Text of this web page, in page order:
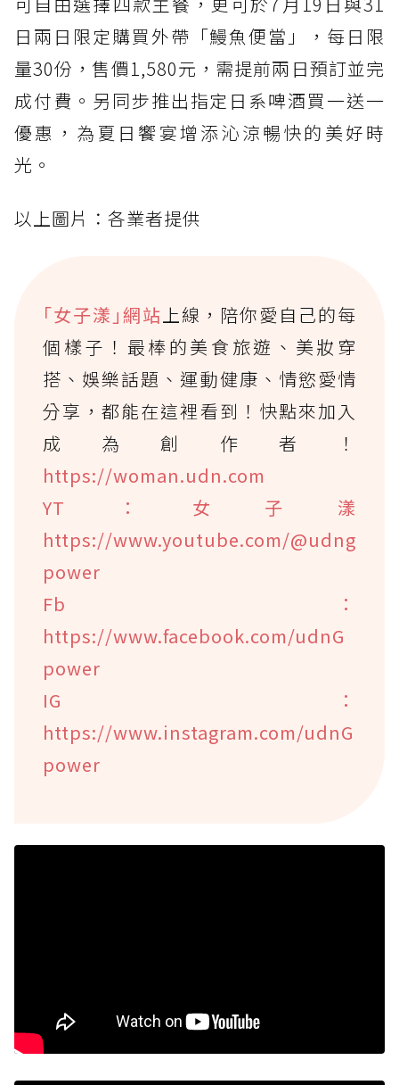
日兩日限定購買外帶「鰻魚便當」，每日限
量30份，售價1,580元，需提前兩日預訂並完
成付費。另同步推出指定日系啤酒買一送一
優惠，為夏日饗宴增添沁涼暢快的美好時
光。
以上圖片：各業者提供
｢女子漾｣網站上線，陪你愛自己的每
個樣子！最棒的美食旅遊、美妝穿
搭、娛樂話題、運動健康、情慾愛情
分享，都能在這裡看到！快點來加入
成為創作者！
https://woman.udn.com
YT：女子漾
https://www.youtube.com/@udng
power
Fb：
https://www.facebook.com/udnG
power
IG：
https://www.instagram.com/udnG
power